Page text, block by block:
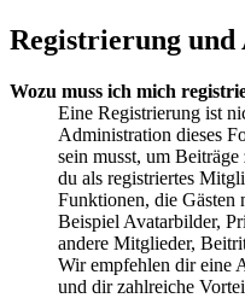
Registrierung und
Wozu muss ich mich
Eine Registrierung ist
Administration dieses
sein musst, um
du als registriertes
Funktionen, die Gästen
Beispiel Avatarbilder,
andere Mitglieder,
Wir empfehlen dir eine
und dir zahlreiche